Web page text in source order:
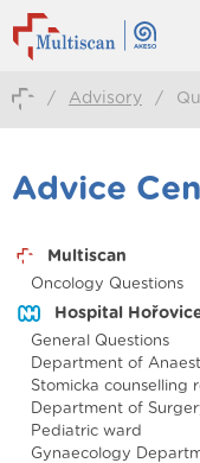
/ Advisory /
Advice
Multiscan
Oncology Questions
Hospital
General Questions
Department of
Stomicka counselling
Department of
Pediatric ward
Gynaecology